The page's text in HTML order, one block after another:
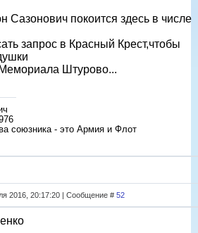
Сазонович покоится здесь в числе
запрос в Красный Крест,чтобы
Штурово...
союзника - это Армия и Флот
2016, 20:17:20 | Сообщение # 52